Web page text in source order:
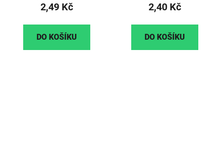
2,49 Kč
DO KOŠÍKU
2,40 Kč
DO KOŠÍKU